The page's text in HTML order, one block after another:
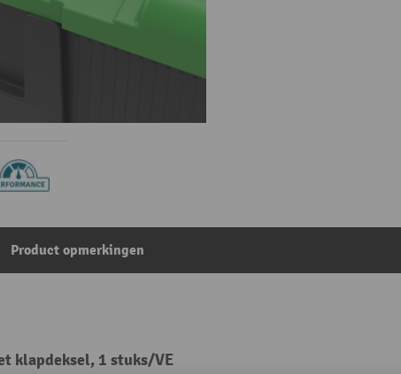
Product opmerkingen
klapdeksel, 1 stuks/VE